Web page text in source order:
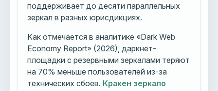
поддерживает до десяти параллельных
зеркал в разных юрисдикциях.
Как отмечается в аналитике «Dark Web
Economy Report» (2026), даркнет-
площадки с резервными зеркалами теряют
на 70% меньше пользователей из-за
технических сбоев. Кракен зеркало